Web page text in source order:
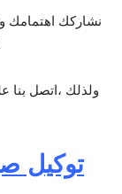
نشاركك اهتمامك
ولذلك ،اتصل بنا
توكيل